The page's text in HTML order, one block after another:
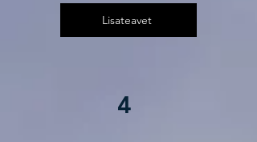
Lisateavet
4